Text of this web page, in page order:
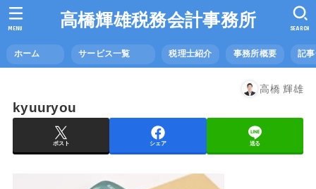
高橋輝雄税務会計事務所
ホーム サービス一覧 税理士紹介 事務所概要 記
SEARCH
MENU
高橋 輝雄
kyuuryou
ポスト シェア 送る